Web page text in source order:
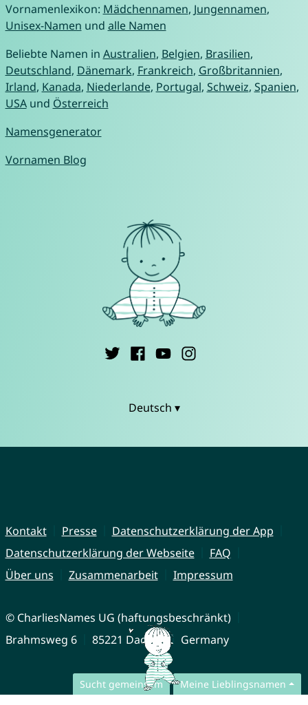
Sucht gemeinsam Meine Lieblingsnamen
Vornamenlexikon: Mädchennamen, Jungennamen,
Unisex-Namen und alle Namen
Beliebte Namen in Australien, Belgien, Brasilien,
Deutschland, Dänemark, Frankreich, Großbritannien,
Irland, Kanada, Niederlande, Portugal, Schweiz, Spanien,
USAund Österreich
Namensgenerator
Vornamen Blog
Deutsch ▾
Kontakt Presse
Datenschutzerklärung der App
Datenschutzerklärung der Webseite
FAQ
Über uns
Zusammenarbeit Impressum
© CharliesNames UG (haftungsbeschränkt)
Brahmsweg 6
85221 Dachau Germany